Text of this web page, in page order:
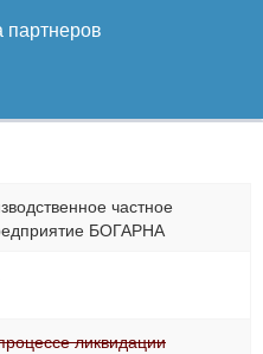
партнеров
частное
БОГАРНА
ликвидации